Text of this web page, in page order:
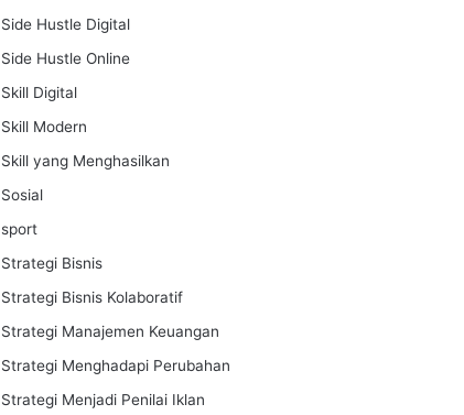
Side Hustle Digital
Side Hustle Online
Skill Digital
Skill Modern
Skill yang Menghasilkan
Sosial
sport
Strategi Bisnis
Strategi Bisnis Kolaboratif
Strategi Manajemen Keuangan
Strategi Menghadapi Perubahan
Strategi Menjadi Penilai Iklan